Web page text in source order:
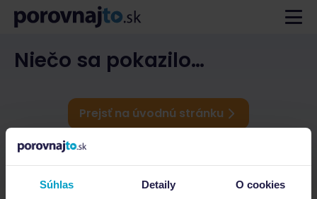
Súhlas Detaily O cookies
Niečo sa pokazilo…
Prejsť na úvodnú stránku